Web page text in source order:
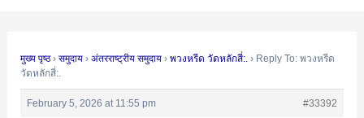
मुख्य पृष्ठ › समुदाय › अंतरराष्ट्रीय समुदाय › พวงหรีด วัดหลักสี่:. › Reply To: พวงหรีด
วัดหลักสี่:.
February 5, 2026 at 11:55 pm
#33392